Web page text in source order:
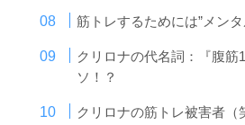
筋トレするためには”メン
クリロナの代名詞：『腹筋
ソ！？
クリロナの筋トレ被害者（